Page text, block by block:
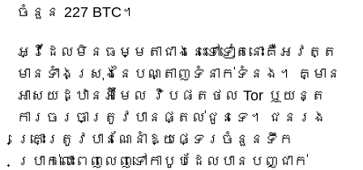
ចំនួន 227 BTC។
អ្វីដែលមិនធម្មតាជាងនេះទៅទៀតនោះគឺអវត្ត
មានទាំងស្រុងនៃបណ្តាញទំនាក់ទំនង។ គ្មាន
អាសយដ្ឋានអ៊ីមែល វិបផតថល Tor ឬយន្ត
ការចរចាត្រូវបានផ្តល់ជូនទេ។ ជនរង
គ្រោះត្រូវបានណែនាំឱ្យផ្ទេរចំនួនទឹក
ប្រាក់លោះពេញលេញទៅកាបូបដែលបានបញ្ជាក់